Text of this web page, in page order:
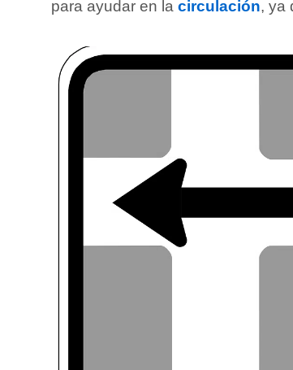
para ayudar en la circulación, ya